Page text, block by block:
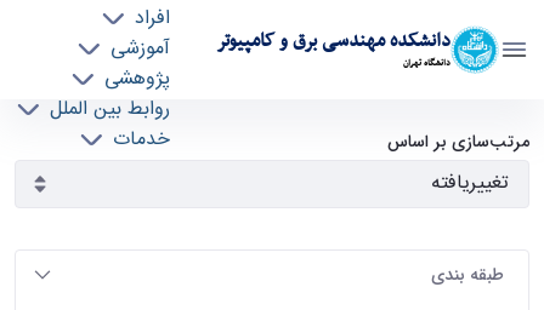
دانشکده مهندسی برق و کامپیوتر
دانشگاه تهران
افراد
آموزشی
پژوهشی
روابط بین الملل
خدمات
آرشیو اطلاعیه ها - ece- دانشکده مهندسی برق و
کامپیوتر
مرتب‌سازی بر اساس
طبقه بندی